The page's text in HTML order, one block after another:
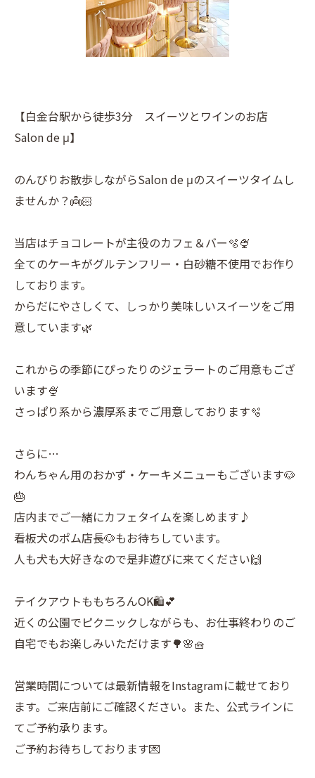
【白金台駅から徒歩3分 スイーツとワインのお店
Salon de μ】
のんびりお散歩しながらSalon de μのスイーツタイムし
ませんか？👼🏻
当店はチョコレートが主役のカフェ＆バー🫧🍨
全てのケーキがグルテンフリー・白砂糖不使用でお作り
しております。
からだにやさしくて、しっかり美味しいスイーツをご用
意しています🌿
これからの季節にぴったりのジェラートのご用意もござ
います🍨
さっぱり系から濃厚系までご用意しております🫧
さらに…
わんちゃん用のおかず・ケーキメニューもございます🐶
🎂
店内までご一緒にカフェタイムを楽しめます♪
看板犬のポム店長🐶もお待ちしています。
人も犬も大好きなので是非遊びに来てください🙌
テイクアウトももちろんOK🛍️💕
近くの公園でピクニックしながらも、お仕事終わりのご
自宅でもお楽しみいただけます🌳🌸🧺
営業時間については最新情報をInstagramに載せており
ます。ご来店前にご確認ください。また、公式ラインに
てご予約承ります。
ご予約お待ちしております💌